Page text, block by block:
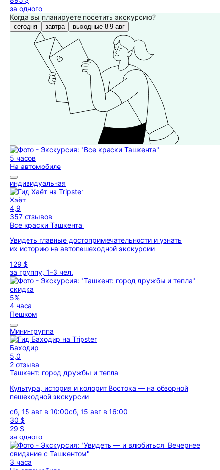
за одного
Когда вы планируете посетить экскурсию?
сегодня завтра выходные 8-9 авг
5 часов
На автомобиле
индивидуальная
Хаёт
4,9
357 отзывов
Все краски Ташкента
Увидеть главные достопримечательности и узнать
их историю на автопешеходной экскурсии
129 $
за группу, 1–3 чел.
скидка
5%
4 часа
Пешком
Мини-группа
Баходир
5,0
2 отзыва
Ташкент: город дружбы и тепла
Культура, история и колорит Востока — на обзорной
пешеходной экскурсии
сб, 15 авг в 10:00сб, 15 авг в 16:00
30 $
29 $
за одного
3 часа